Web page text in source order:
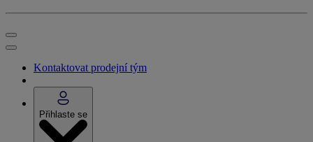
Kontaktovat prodejní tým
Přihlaste se